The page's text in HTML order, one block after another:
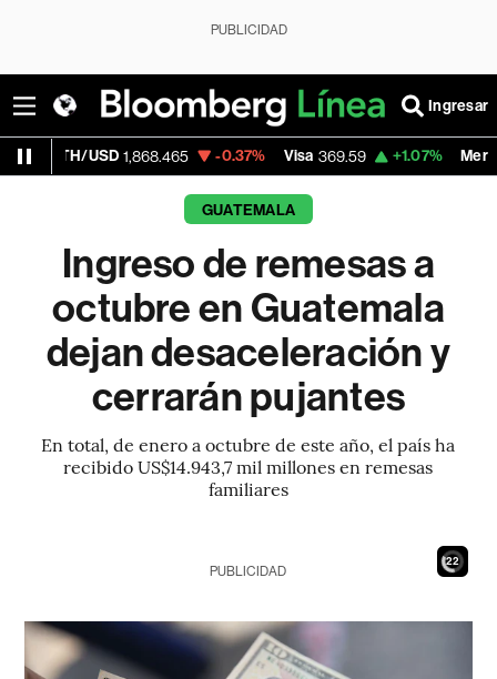
PUBLICIDAD
Ingresar
1,868.465 -0.37% Visa 369.59 +1.07% MercadoLibre
GUATEMALA
Ingreso de remesas a
octubre en Guatemala
dejan desaceleración y
cerrarán pujantes
En total, de enero a octubre de este año, el país ha
recibido US$14.943,7 mil millones en remesas
familiares
20
PUBLICIDAD